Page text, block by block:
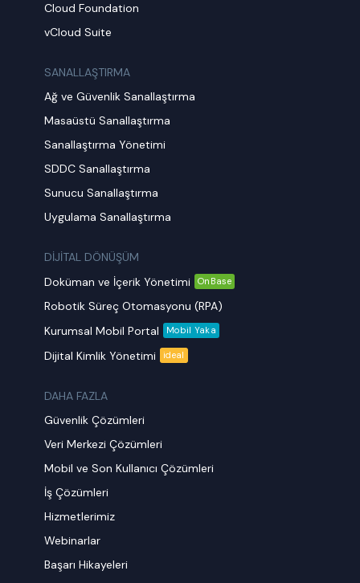
Cloud Foundation
vCloud Suite
SANALLAŞTIRMA
Ağ ve Güvenlik Sanallaştırma
Masaüstü Sanallaştırma
Sanallaştırma Yönetimi
SDDC Sanallaştırma
Sunucu Sanallaştırma
Uygulama Sanallaştırma
DİJİTAL DÖNÜŞÜM
Doküman ve İçerik Yönetimi
OnBase
Robotik Süreç Otomasyonu (RPA)
Kurumsal Mobil Portal
Mobil Yaka
Dijital Kimlik Yönetimi ideal
DAHA FAZLA
Güvenlik Çözümleri
Veri Merkezi Çözümleri
Mobil ve Son Kullanıcı Çözümleri
İş Çözümleri
Hizmetlerimiz
Webinarlar
Başarı Hikayeleri